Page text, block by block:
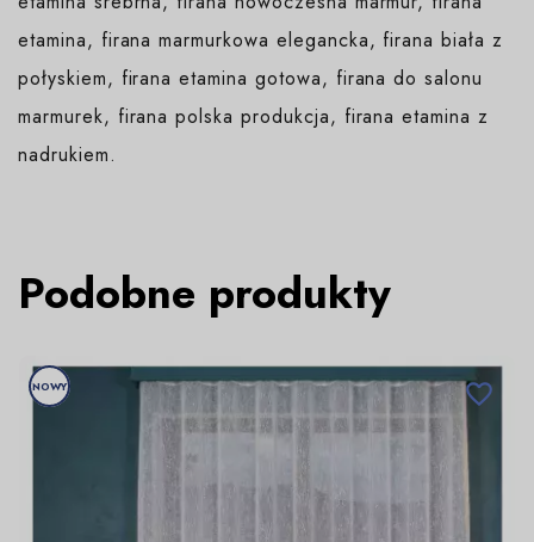
etamina, firana marmurkowa elegancka, firana biała z
połyskiem, firana etamina gotowa, firana do salonu
marmurek, firana polska produkcja, firana etamina z
nadrukiem.
Podobne produkty
NOWY 